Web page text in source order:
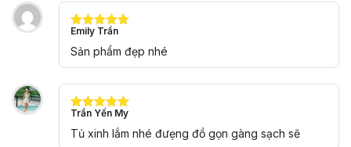
Được xếp
hạng
5 5
sao
Emily Trần
Sản phẩm đẹp nhé
Được xếp
hạng
5
sao
Trần Yến My
Tủ xinh lắm nhé đưẹng đồ gọn gàng sạch sẽ